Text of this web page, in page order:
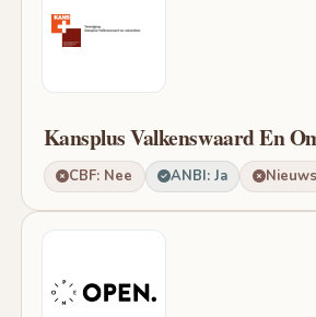
Kansplus Valkenswaard En
CBF: Nee ANBI: Ja